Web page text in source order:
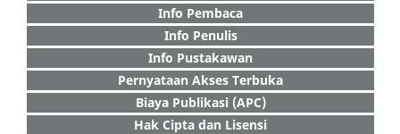
Info Pembaca
Info Penulis
Info Pustakawan
Pernyataan Akses Terbuka
Biaya Publikasi (APC)
Hak Cipta dan Lisensi